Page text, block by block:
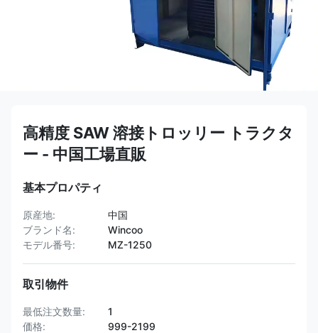
高精度 SAW 溶接トロッリー トラクタ
ー - 中国工場直販
基本プロパティ
原産地:
中国
ブランド名:
Wincoo
モデル番号:
MZ-1250
取引物件
最低注文数量:
1
価格:
999-2199